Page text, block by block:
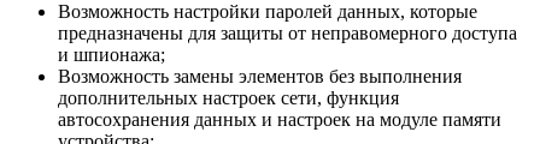
Возможность настройки паролей данных, которые
предназначены для защиты от неправомерного доступа
и шпионажа;
Возможность замены элементов без выполнения
дополнительных настроек сети, функция
автосохранения данных и настроек на модуле памяти